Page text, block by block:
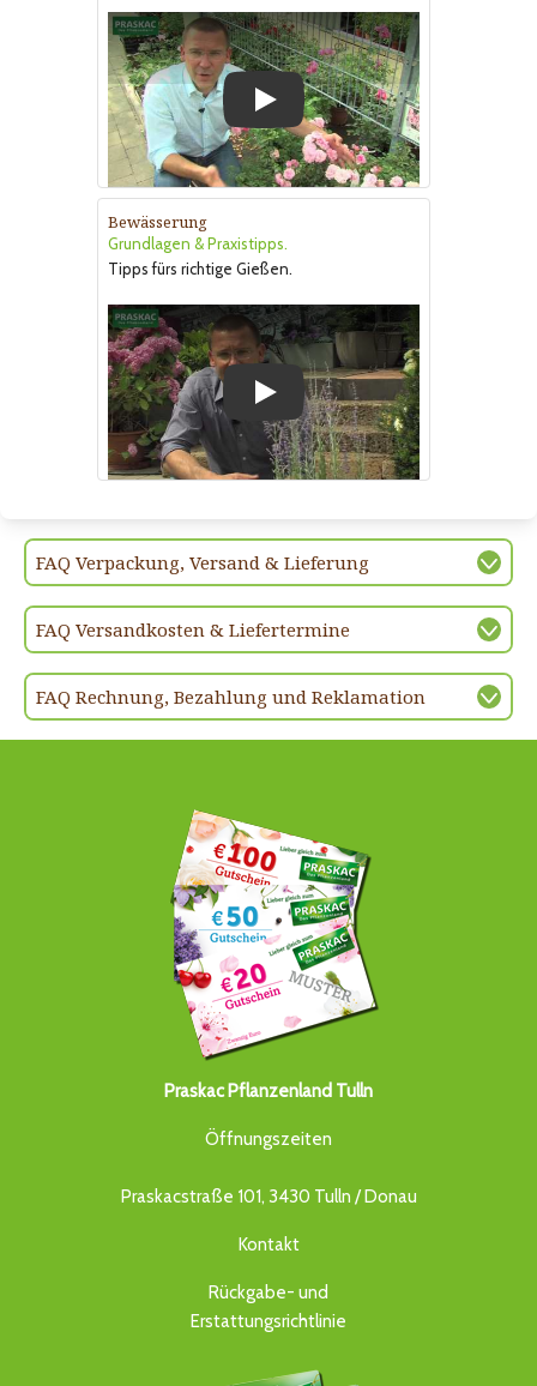
Bewässerung
Grundlagen & Praxistipps.
Tipps fürs richtige Gießen.
FAQ Verpackung, Versand & Lieferung
FAQ Versandkosten & Liefertermine
FAQ Rechnung, Bezahlung und Reklamation
Praskac Pflanzenland Tulln
Öffnungszeiten
Praskacstraße 101, 3430 Tulln / Donau
Kontakt
Rückgabe- und
Erstattungsrichtlinie